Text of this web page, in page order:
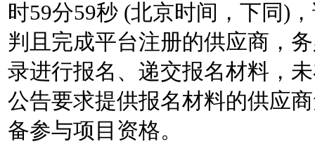
时59分59秒 (北京时间，下同)
判且完成平台注册的供应商，
录进行报名、递交报名材料，
公告要求提供报名材料的供应
备参与项目资格。